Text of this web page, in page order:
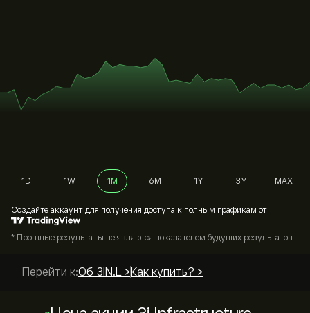
1D 1W 1M 6M 1Y 3Y MAX
Cоздайте аккаунт для получения доступа к полным графикам от
* Прошлые результаты не являются показателем будущих результатов
Перейти к:Об 3IN.L > Как купить? >